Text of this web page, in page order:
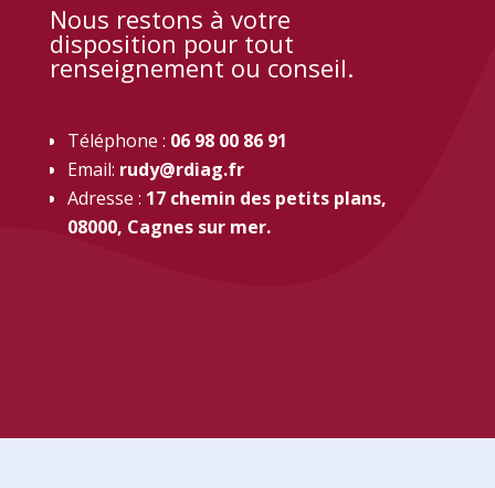
Nous restons à votre
disposition pour tout
renseignement ou conseil.
Téléphone : 06 98 00 86 91
Email: rudy@rdiag.fr
Adresse : 17 chemin des petits plans,
08000, Cagnes sur mer.